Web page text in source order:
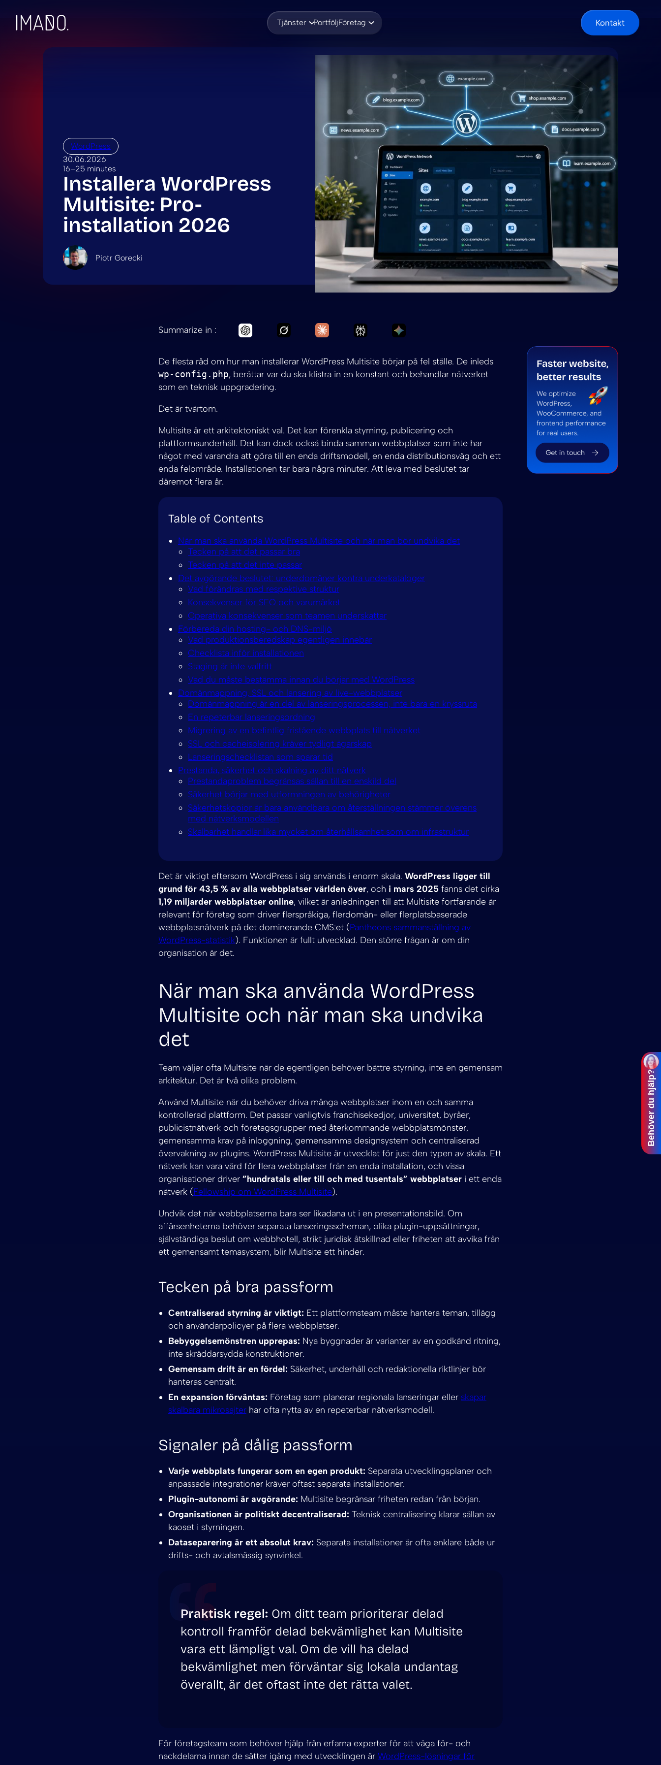
Skip to content Tjänster PortföljFöretag Kontakt
WordPress
30.06.2026
16–25 minutes
Installera WordPress
Multisite: Pro-
installation 2026
Piotr Gorecki
Summarize in : Ask Chatgpt to summarize Installera WordPress Multisite: Pro-installation 2026
Ask Grok to summarize Installera WordPress Multisite: Pro-installation 2026
Ask Claude to summarize Installera WordPress Multisite: Pro-installation 2026
Ask Perplexity to summarize Installera WordPress Multisite: Pro-
Ask Gemini to summarize Installera WordPress Multisite: Pro-
De flesta råd om hur man installerar WordPress Multisite börjar på fel ställe. De inleds
wp-config.php, berättar var du ska klistra in en konstant och behandlar nätverket
som en teknisk uppgradering.
Det är tvärtom.
Multisite är ett arkitektoniskt val. Det kan förenkla styrning, publicering och
plattformsunderhåll. Det kan dock också binda samman webbplatser som inte har
något med varandra att göra till en enda driftsmodell, en enda distributionsväg och ett
enda felområde. Installationen tar bara några minuter. Att leva med beslutet tar
däremot flera år.
Table of Contents
När man ska använda WordPress Multisite och när man bör undvika det
Tecken på att det passar bra
Tecken på att det inte passar
Det avgörande beslutet: underdomäner kontra underkataloger
Vad förändras med respektive struktur
Konsekvenser för SEO och varumärket
Operativa konsekvenser som teamen underskattar
Förbereda din hosting- och DNS-miljö
Vad produktionsberedskap egentligen innebär
Checklista inför installationen
Staging är inte valfritt
Vad du måste bestämma innan du börjar med WordPress
Domänmappning, SSL och lansering av live-webbplatser
Domänmappning är en del av lanseringsprocessen, inte bara en kryssruta
En repeterbar lanseringsordning
Migrering av en befintlig fristående webbplats till nätverket
SSL och cacheisolering kräver tydligt ägarskap
Lanseringschecklistan som sparar tid
Prestanda, säkerhet och skalning av ditt nätverk
Prestandaproblem begränsas sällan till en enskild del
Säkerhet börjar med utformningen av behörigheter
Säkerhetskopior är bara användbara om återställningen stämmer överens
med nätverksmodellen
Skalbarhet handlar lika mycket om återhållsamhet som om infrastruktur
Det är viktigt eftersom WordPress i sig används i enorm skala. WordPress ligger till
grund för 43,5 % av alla webbplatser världen över, och i mars 2025 fanns det cirka
1,19 miljarder webbplatser online, vilket är anledningen till att Multisite fortfarande är
relevant för företag som driver flerspråkiga, flerdomän- eller flerplatsbaserade
webbplatsnätverk på det dominerande CMS:et (Pantheons sammanställning av
WordPress-statistik). Funktionen är fullt utvecklad. Den större frågan är om din
organisation är det.
När man ska använda WordPress
Multisite och när man ska undvika
det
Team väljer ofta Multisite när de egentligen behöver bättre styrning, inte en gemensam
arkitektur. Det är två olika problem.
Använd Multisite när du behöver driva många webbplatser inom en och samma
kontrollerad plattform. Det passar vanligtvis franchisekedjor, universitet, byråer,
publicistnätverk och företagsgrupper med återkommande webbplatsmönster,
gemensamma krav på inloggning, gemensamma designsystem och centraliserad
övervakning av plugins. WordPress Multisite är utvecklat för just den typen av skala. Ett
nätverk kan vara värd för flera webbplatser från en enda installation, och vissa
organisationer driver ”hundratals eller till och med tusentals” webbplatser i ett enda
nätverk (Fellowship om WordPress Multisite).
Undvik det när webbplatserna bara ser likadana ut i en presentationsbild. Om
affärsenheterna behöver separata lanseringsscheman, olika plugin-uppsättningar,
självständiga beslut om webbhotell, strikt juridisk åtskillnad eller friheten att avvika från
ett gemensamt temasystem, blir Multisite ett hinder.
Tecken på bra passform
Centraliserad styrning är viktigt: Ett plattformsteam måste hantera teman, tillägg
och användarpolicyer på flera webbplatser.
Bebyggelsemönstren upprepas: Nya byggnader är varianter av en godkänd ritning,
inte skräddarsydda konstruktioner.
Gemensam drift är en fördel: Säkerhet, underhåll och redaktionella riktlinjer bör
hanteras centralt.
En expansion förväntas: Företag som planerar regionala lanseringar eller skapar
skalbara mikrosajter har ofta nytta av en repeterbar nätverksmodell.
Signaler på dålig passform
Varje webbplats fungerar som en egen produkt: Separata utvecklingsplaner och
anpassade integrationer kräver oftast separata installationer.
Plugin-autonomi är avgörande: Multisite begränsar friheten redan från början.
Organisationen är politiskt decentraliserad: Teknisk centralisering klarar sällan av
kaoset i styrningen.
Dataseparering är ett absolut krav: Separata installationer är ofta enklare både ur
drifts- och avtalsmässig synvinkel.
Praktisk regel: Om ditt team prioriterar delad
kontroll framför delad bekvämlighet kan Multisite
vara ett lämpligt val. Om de vill ha delad
bekvämlighet men förväntar sig lokala undantag
överallt, är det oftast inte det rätta valet.
För företagsteam som behöver hjälp från erfarna experter för att väga för- och
nackdelarna innan de sätter igång med utvecklingen är WordPress-lösningar för
Behöver du hjälp?